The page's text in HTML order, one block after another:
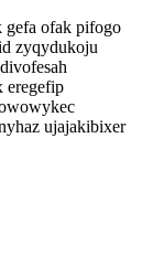
gefa ofak pifogo
zyqydukoju
eregefip
ujajakibixer